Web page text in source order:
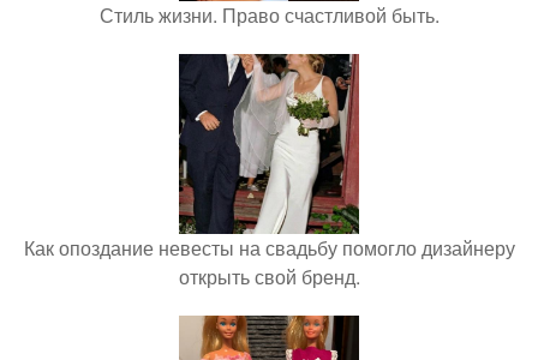
Стиль жизни. Право счастливой быть.
Как опоздание невесты на свадьбу помогло дизайнеру
открыть свой бренд.